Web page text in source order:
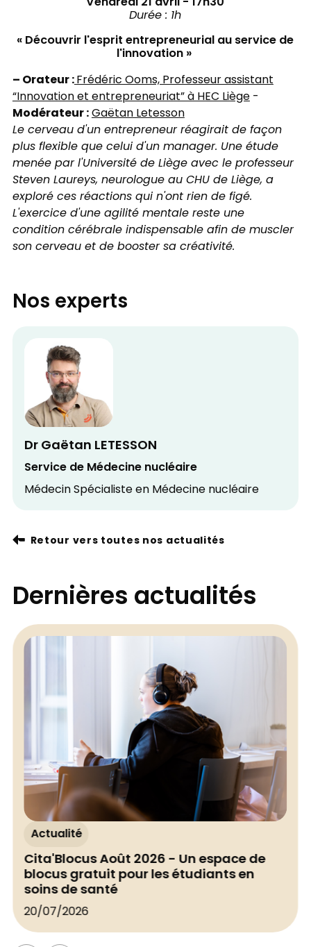
​Durée : 1h
« Découvrir l'esprit entrepreneurial au service de
l'innovation »
– Orateur :Frédéric Ooms, Professeur assistant
“Innovation et entrepreneuriat” à HEC Liège-
Modérateur :Gaëtan Letesson
Le cerveau d'un entrepreneur réagirait de façon
plus flexible que celui d'un manager. Une étude
menée par l'Université de Liège avec le professeur
Steven Laureys, neurologue au CHU de Liège, a
exploré ces réactions qui n'ont rien de figé.
L'exercice d'une agilité mentale reste une
condition cérébrale indispensable afin de muscler
son cerveau et de booster sa créativité.
Nos experts
Dr Gaëtan LETESSON
Service de Médecine nucléaire
Médecin Spécialiste en Médecine nucléaire
Retour vers toutes nos actualités
Dernières actualités
Actualité
Cita'Blocus Août 2026 - Un espace de
blocus gratuit pour les étudiants en
soins de santé
20/07/2026